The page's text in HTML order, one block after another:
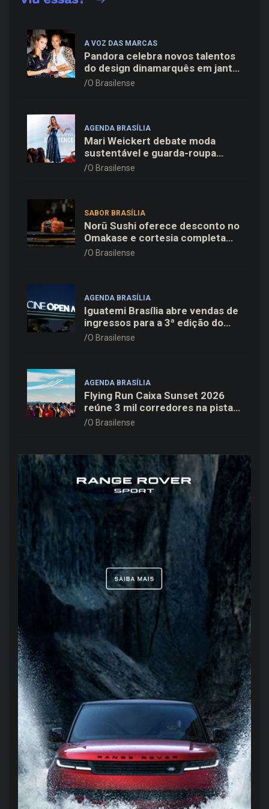
A VOZ DAS MARCAS
Pandora celebra novos talentos
do design dinamarquês em jantar
exclusivo no restaurante Daphne
O Brasilense
AGENDA BRASÍLIA
Mari Weickert debate moda
sustentável e guarda-roupa
inteligente no ParkShopping
O Brasilense
SABOR BRASÍLIA
Norū Sushi oferece desconto no
Omakase e cortesia completa
para os pais neste domingo
O Brasilense
AGENDA BRASÍLIA
Iguatemi Brasília abre vendas de
ingressos para a 3ª edição do
Cine Open Air
O Brasilense
AGENDA BRASÍLIA
Flying Run Caixa Sunset 2026
reúne 3 mil corredores na pista
do Aeroporto de Brasília neste
O Brasilense